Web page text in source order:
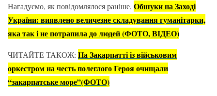
Нагадуємо, як повідомлялося раніше, Обшуки на Заході
України: виявлено величезне складування гуманітарки,
яка так і не потрапила до людей (ФОТО, ВІДЕО)
ЧИТАЙТЕ ТАКОЖ: На Закарпатті із військовим
оркестром на честь полеглого Героя очищали
“закарпатське море”(ФОТО)